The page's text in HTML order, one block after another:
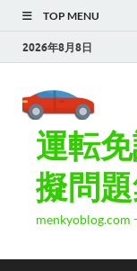
TOP MENU
2026年8月8日
運転
擬問
menkyoblog.com